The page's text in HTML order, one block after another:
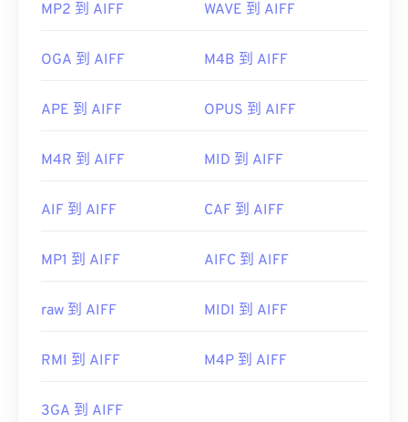
MP2 到 AIFF WAVE 到 AIFF
OGA 到 AIFF M4B 到 AIFF
APE 到 AIFF OPUS 到 AIFF
M4R 到 AIFF MID 到 AIFF
AIF 到 AIFF CAF 到 AIFF
MP1 到 AIFF AIFC 到 AIFF
raw 到 AIFF MIDI 到 AIFF
RMI 到 AIFF M4P 到 AIFF
3GA 到 AIFF